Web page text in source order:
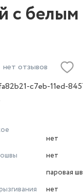
с белым
нет отзывов
c7eb-11ed-
нет
нет
паровая
нет